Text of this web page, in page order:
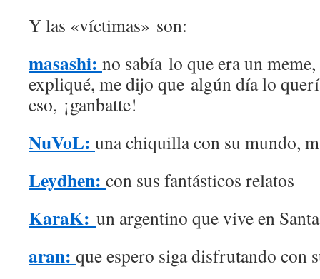
Y las «víctimas» son:
masashi: no sabía lo que era un
expliqué, me dijo que algún día lo
eso, ¡ganbatte!
NuVoL: una chiquilla con su mundo,
Leydhen: con sus fantásticos relatos
KaraK: un argentino que vive en
aran: que espero siga disfrutando con